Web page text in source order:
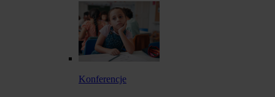
Konferencje